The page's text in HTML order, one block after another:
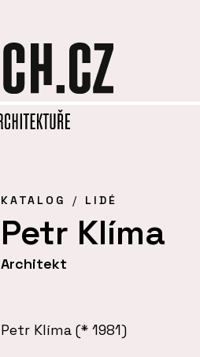
KATALOG LIDÉ
Petr Klíma
Architekt
Petr Klíma (* 1981)